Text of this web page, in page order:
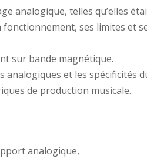
analogique, telles qu’elles
ses limites et
sur bande magnétique.
et les spécificités
de production musicale.
analogique,